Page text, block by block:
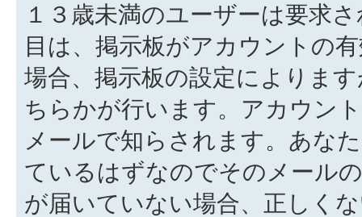
１３歳未満のユーザーは要求
目は、掲示板がアカウントの
場合、掲示板の設定によりま
ちらかが行います。アカウン
メールで知らされます。あな
ているはずなのでそのメール
が届いていない場合、正しく